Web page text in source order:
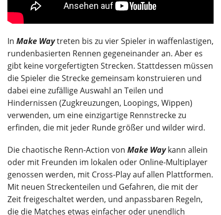
In Make Waytreten bis zu vier Spieler in waffenlastigen,
rundenbasierten Rennen gegeneinander an. Aber es
gibt keine vorgefertigten Strecken. Stattdessen müssen
die Spieler die Strecke gemeinsam konstruieren und
dabei eine zufällige Auswahl an Teilen und
Hindernissen (Zugkreuzungen, Loopings, Wippen)
verwenden, um eine einzigartige Rennstrecke zu
erfinden, die mit jeder Runde größer und wilder wird.
Die chaotische Renn-Action von Make Waykann allein
oder mit Freunden im lokalen oder Online-Multiplayer
genossen werden, mit Cross-Play auf allen Plattformen.
Mit neuen Streckenteilen und Gefahren, die mit der
Zeit freigeschaltet werden, und anpassbaren Regeln,
die die Matches etwas einfacher oder unendlich